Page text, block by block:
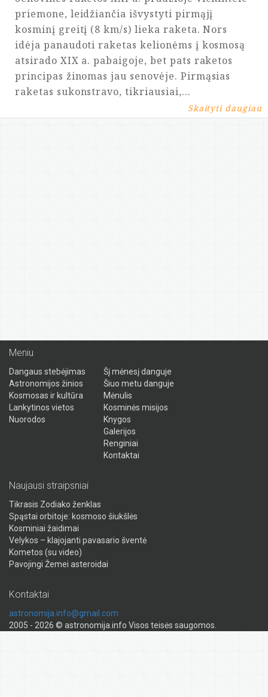
priemone, leidžiančia išvystyti pirmąjį
kosminį greitį (8 km/s) lieka raketa. Nors
idėja panaudoti raketas kelionėms į kosmosą
atsirado XIX a. pabaigoje, bet pats raketos
principas žinomas jau senovėje. Pirmąsias
raketas sukonstravo, tikriausiai,…
Skaityti daugiau
Meniu
Dangaus stebėjimas
Astronomijos žinios
Kosmosas ir kultūra
Lankytinos vietos
Nuorodos
Šį mėnesį danguje
Šiuo metu danguje
Mėnulis
Kosminės misijos
Knygos
Galerijos
Renginiai
Kontaktai
Naujausi straipsniai
Tikrasis Zodiako ženklas
Spąstai orbitoje: kosmoso šiukšlės
Kosminiai žaidimai
Velykos – klajojanti pavasario šventė
Kometos (su video)
Pavojingi Žemei asteroidai
Kontaktai
astronomija.info@gmail.com
2005 - 2026 © astronomija.info Visos teisės saugomos.